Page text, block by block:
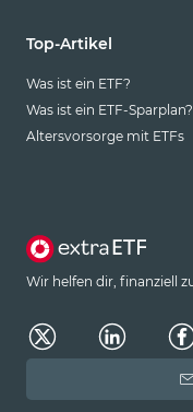
Top-Artikel
Was ist ein ETF?
Was ist ein ETF-Sparplan?
Altersvorsorge mit ETFs
Wir helfen dir, finanziell